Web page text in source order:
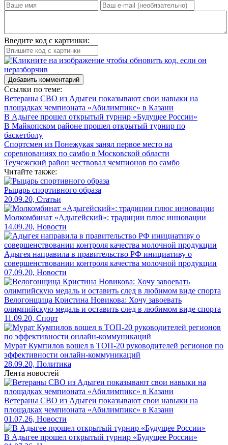
Введите код с картинки:
Добавить комментарий
Ссылки по теме:
Ветераны СВО из Адыгеи показывают свои навыки на
площадках чемпионата «Абилимпикс» в Казани
В Адыгее прошел открытый турнир «Будущее России»
В Майкопском районе прошел открытый турнир по
баскетболу
Спортсмен из Понежукая занял первое место на
соревнованиях по самбо в Московской области
Теучежский район чествовал чемпионов по самбо
Читайте также:
Рыцарь спортивного образа
20.09.20, Статьи
Молкомбинат «Адыгейский»: традиции плюс инновации
14.09.20, Новости
Адыгея направила в правительство РФ инициативу о
совершенствовании контроля качества молочной продукции
07.09.20, Новости
Велогонщица Кристина Новикова: Хочу завоевать
олимпийскую медаль и оставить след в любимом виде спорта
11.09.20, Спорт
Мурат Кумпилов вошел в ТОП-20 руководителей регионов по
эффективности онлайн-коммуникаций
28.09.20, Политика
Лента новостей
Ветераны СВО из Адыгеи показывают свои навыки на
площадках чемпионата «Абилимпикс» в Казани
01.07.26, Новости
В Адыгее прошел открытый турнир «Будущее России»